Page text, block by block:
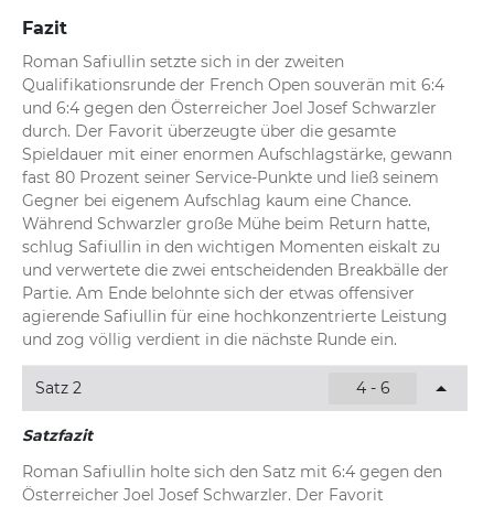
Fazit
Roman Safiullin setzte sich in der zweiten
Qualifikationsrunde der French Open souverän mit 6:4
und 6:4 gegen den Österreicher Joel Josef Schwarzler
durch. Der Favorit überzeugte über die gesamte
Spieldauer mit einer enormen Aufschlagstärke, gewann
fast 80 Prozent seiner Service-Punkte und ließ seinem
Gegner bei eigenem Aufschlag kaum eine Chance.
Während Schwarzler große Mühe beim Return hatte,
schlug Safiullin in den wichtigen Momenten eiskalt zu
und verwertete die zwei entscheidenden Breakbälle der
Partie. Am Ende belohnte sich der etwas offensiver
agierende Safiullin für eine hochkonzentrierte Leistung
und zog völlig verdient in die nächste Runde ein.
Satz 2 4 - 6
Satzfazit
Roman Safiullin holte sich den Satz mit 6:4 gegen den
Österreicher Joel Josef Schwarzler. Der Favorit